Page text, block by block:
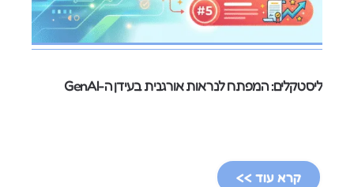
ליסטקלים: המפתח לנראות אורגנית בעידן ה-GenAI
קרא עוד >>